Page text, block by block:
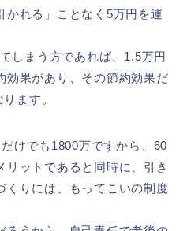
かれる」ことなく5万円を運
しまう方であれば、1.5万円
効果があり、その節約効果だ
ます。
けでも1800万ですから、60
リットであると同時に、引き
くりには、もってこいの制度